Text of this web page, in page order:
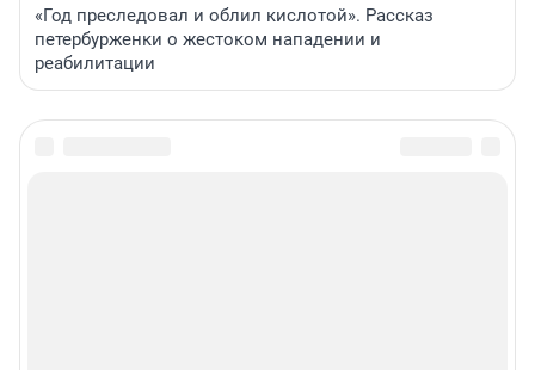
«Год преследовал и облил кислотой». Рассказ
петербурженки о жестоком нападении и
реабилитации